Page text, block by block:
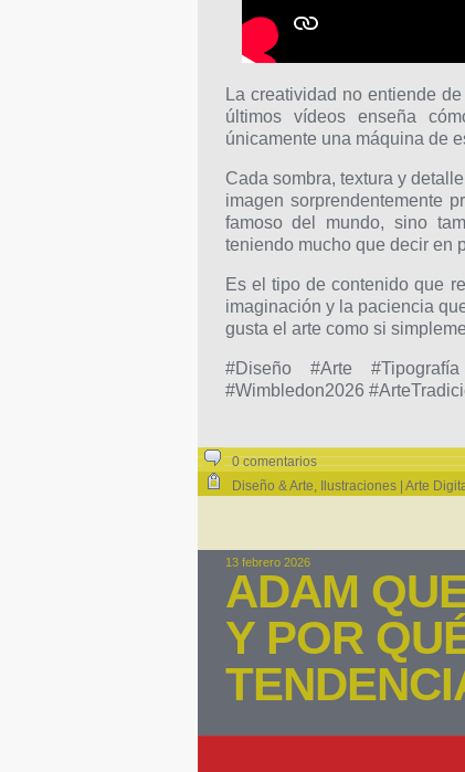
La creatividad no entiende
últimos vídeos enseña
únicamente una máquina de
Cada sombra, textura y
imagen sorprendentemente
famoso del mundo, sino
teniendo mucho que decir en
Es el tipo de contenido que
imaginación y la paciencia
gusta el arte como si
#Diseño #Arte #Tipografía
#Wimbledon2026
0 comentarios
Diseño & Arte, Ilustraciones | Arte
13 febrero 2026
ADAM
Y POR